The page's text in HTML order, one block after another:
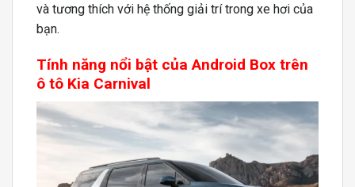
và tương thích với hệ thống giải trí trong xe hơi của
bạn.
Tính năng nổi bật của Android Box trên
ô tô Kia Carnival